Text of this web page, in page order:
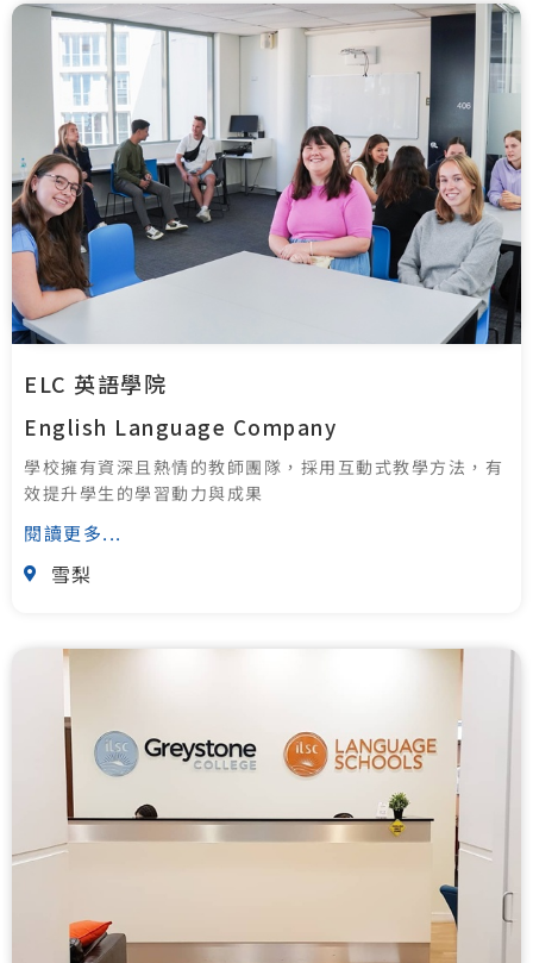
ELC 英語學院
English Language Company
學校擁有資深且熱情的教師團隊，採用互動式教學方法，有
效提升學生的學習動力與成果
閱讀更多...
雪梨